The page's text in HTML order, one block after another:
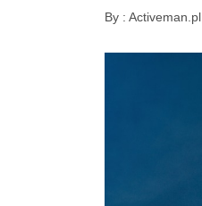
By : Activeman.pl